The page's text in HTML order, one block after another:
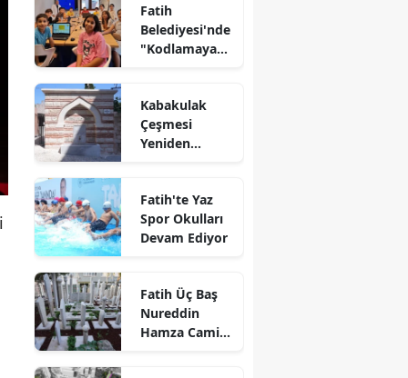
Fatih
Belediyesi'nde
"Kodlamaya
Kabakulak
Çeşmesi
Yeniden
Fatih'te Yaz
Spor Okulları
Devam Ediyor
Fatih Üç Baş
Nureddin
Hamza Camii